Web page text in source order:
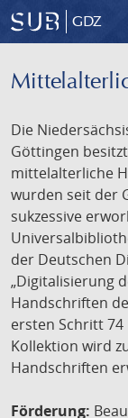
GDZ
Die
Göttingen
mittelalterliche
wurden seit der
sukzessive
der Deutschen
„Digitalisierung
Handschriften
ersten Schritt
Kollektion wird
Handschriften
Förderung: